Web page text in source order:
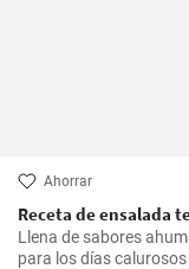
Ahorrar
Receta de ensalada
Llena de sabores
para los días calurosos